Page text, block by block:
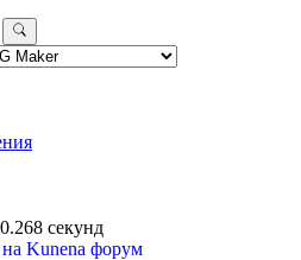
секунд
Kunena форум